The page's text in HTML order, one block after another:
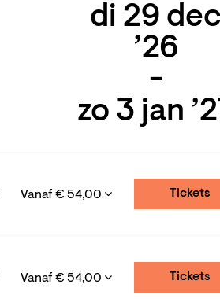
di 29 dec
’26
-
zo 3 jan
Vanaf € 54,00 Tickets
Vanaf € 54,00 Tickets